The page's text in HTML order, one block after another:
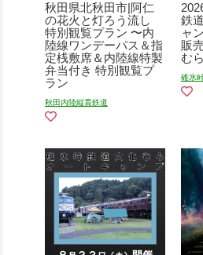
秋田県北秋田市|阿仁
の花火と灯ろう流し
特別観覧プラン 〜内
陸線ワンデーパス＆指
定桟敷席＆内陸線特製
弁当付き 特別観覧プ
ラン
秋田内陸縦貫鉄道
鉄
ャ
販
む
碓氷